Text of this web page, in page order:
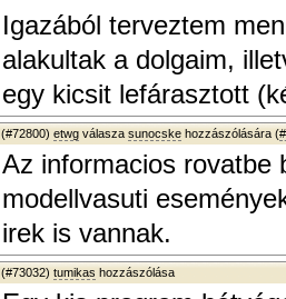
Igazából terveztem
alakultak a dolgaim,
egy kicsit lefárasztott
(#72800) etwg válasza sunocske hozzászólására (
Az informacios rovatbe
modellvasuti
irek is vannak.
(#73032) tumikas hozzászólása